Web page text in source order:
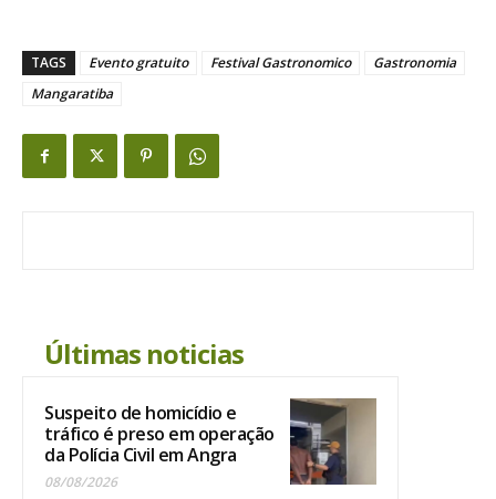
TAGS Evento gratuito Festival Gastronomico
Gastronomia
Mangaratiba
Últimas noticias
Suspeito de homicídio e
tráfico é preso em operação
da Polícia Civil em Angra
08/08/2026